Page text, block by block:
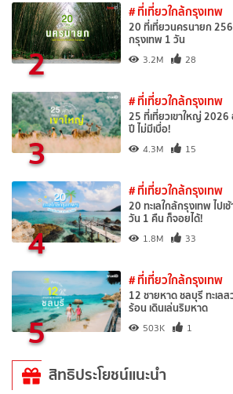
2
# ที่เที่ยวใกล้กรุงเทพ
20 ที่เที่ยวนครนายก
กรุงเทพ 1 วัน
3.2M 28
3
# ที่เที่ยวใกล้กรุงเทพ
25 ที่เที่ยวเขาใหญ่ 2026
ปี ไม่มีเบื่อ!
4.3M 15
4
# ที่เที่ยวใกล้กรุงเทพ
20 ทะเลใกล้กรุงเทพ ไป
วัน 1 คืน ก็จอยได้!
1.8M 33
5
# ที่เที่ยวใกล้กรุงเทพ
12 ชายหาด ชลบุรี ทะเล
ร้อน เดินเล่นริมหาด
503K 1
สิทธิประโยชน์แนะนำ